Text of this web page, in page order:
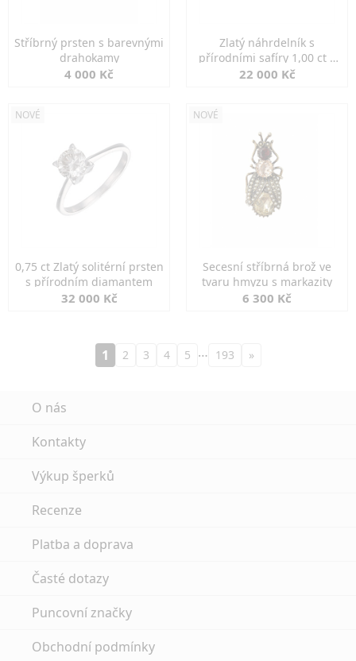
Stříbrný prsten s barevnými
drahokamy
4 000 Kč
Zlatý náhrdelník s
přírodními safíry 1,00 ct a
diamanty
22 000 Kč
NOVÉ
0,75 ct Zlatý solitérní prsten
s přírodním diamantem
32 000 Kč
NOVÉ
Secesní stříbrná brož ve
tvaru hmyzu s markazity
6 300 Kč
1 2 3 4 5 … 193 »
O nás
Kontakty
Výkup šperků
Recenze
Platba a doprava
Časté dotazy
Puncovní značky
Obchodní podmínky